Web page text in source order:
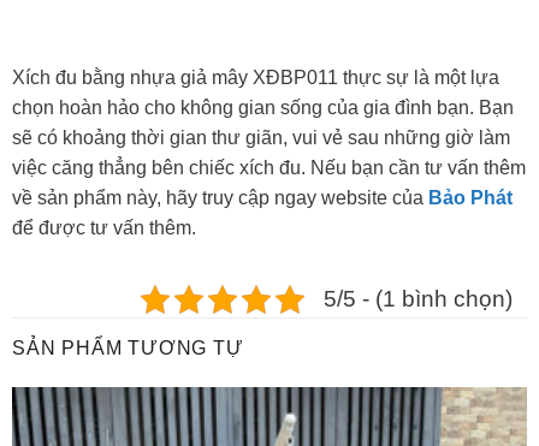
Xích đu bằng nhựa giả mây XĐBP011 thực sự là một lựa
chọn hoàn hảo cho không gian sống của gia đình bạn. Bạn
sẽ có khoảng thời gian thư giãn, vui vẻ sau những giờ làm
việc căng thẳng bên chiếc xích đu. Nếu bạn cần tư vấn thêm
về sản phẩm này, hãy truy cập ngay website của Bảo Phát
để được tư vấn thêm.
5/5 - (1 bình chọn)
SẢN PHẨM TƯƠNG TỰ